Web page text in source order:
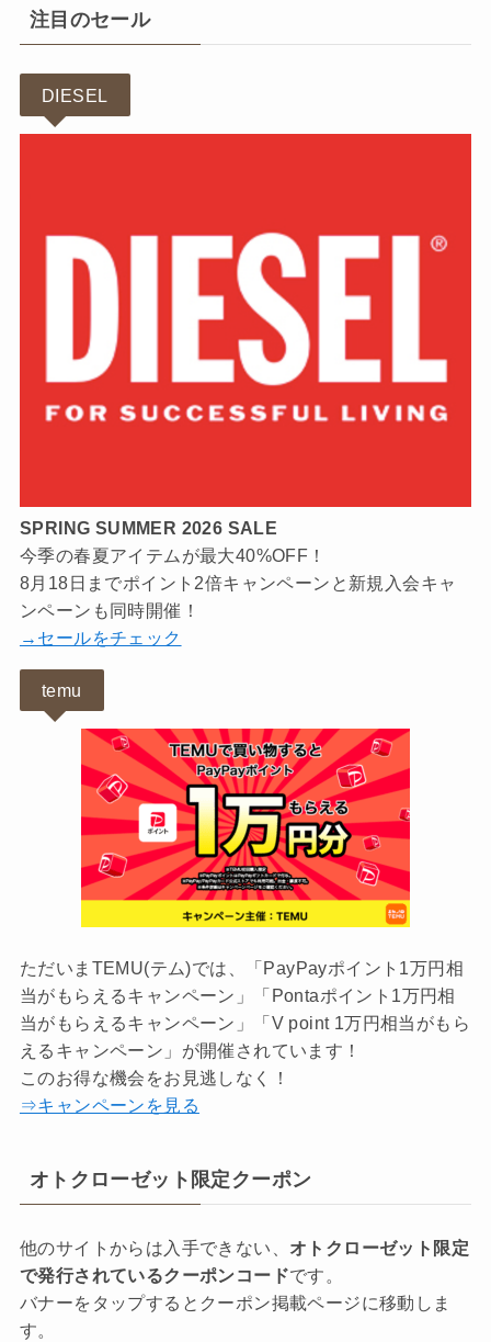
注目のセール
DIESEL
SPRING SUMMER 2026 SALE
今季の春夏アイテムが最大40%OFF！
8月18日までポイント2倍キャンペーンと新規入会キャ
ンペーンも同時開催！
→セールをチェック
temu
ただいまTEMU(テム)では、「PayPayポイント1万円相
当がもらえるキャンペーン」「Pontaポイント1万円相
当がもらえるキャンペーン」「V point 1万円相当がもら
えるキャンペーン」が開催されています！
このお得な機会をお見逃しなく！
⇒キャンペーンを見る
オトクローゼット限定クーポン
他のサイトからは入手できない、 オトクローゼット限定
で発行されているクーポンコードです。
バナーをタップするとクーポン掲載ページに移動しま
す。